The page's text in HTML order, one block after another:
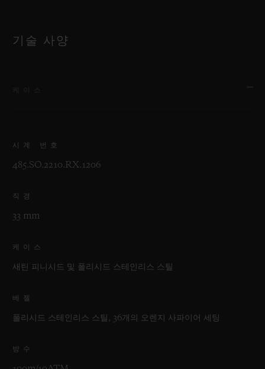
기술 사양
시계 번호
485.SO.2210.RX.1206
직경
33 mm
케이스
새틴 피니시드 및 폴리시드 스테인리스 스틸
베젤
폴리시드 스테인리스 스틸, 36개의 오렌지 사파이어 세팅
방수